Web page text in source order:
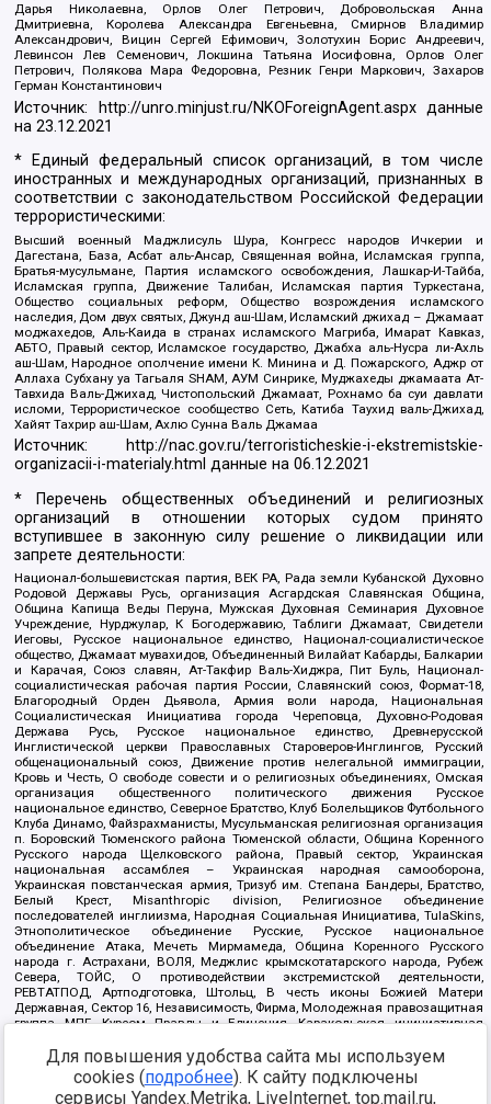
Дарья Николаевна, Орлов Олег Петрович, Добровольская Анна
Дмитриевна, Королева Александра Евгеньевна, Смирнов Владимир
Александрович, Вицин Сергей Ефимович, Золотухин Борис Андреевич,
Левинсон Лев Семенович, Локшина Татьяна Иосифовна, Орлов Олег
Петрович, Полякова Мара Федоровна, Резник Генри Маркович, Захаров
Герман Константинович
Источник: http://unro.minjust.ru/NKOForeignAgent.aspxданные
на23.12.2021
* Единый федеральный список организаций, в том числе
иностранных и международных организаций, признанных в
соответствии с законодательством Российской Федерации
террористическими:
Высший военный Маджлисуль Шура, Конгресс народов Ичкерии и
Дагестана, База, Асбат аль-Ансар, Священная война, Исламская группа,
Братья-мусульмане, Партия исламского освобождения, Лашкар-И-Тайба,
Исламская группа, Движение Талибан, Исламская партия Туркестана,
Общество социальных реформ, Общество возрождения исламского
наследия, Дом двух святых, Джунд аш-Шам, Исламский джихад – Джамаат
моджахедов, Аль-Каида в странах исламского Магриба, Имарат Кавказ,
АБТО, Правый сектор, Исламское государство, Джабха аль-Нусра ли-Ахль
аш-Шам, Народное ополчение имени К. Минина и Д. Пожарского, Аджр от
Аллаха Субхану уа Тагьаля SHAM, АУМ Синрике, Муджахеды джамаата Ат-
Тавхида Валь-Джихад, Чистопольский Джамаат, Рохнамо ба суи давлати
исломи, Террористическое сообщество Сеть, Катиба Таухид валь-Джихад,
Хайят Тахрир аш-Шам, Ахлю Сунна Валь Джамаа
Источник:
http://nac.gov.ru/terroristicheskie-i-ekstremistskie-
organizacii-i-materialy.html данные на06.12.2021
* Перечень общественных объединений и религиозных
организаций в отношении которых судом принято
вступившее в законную силу решение о ликвидации или
запрете деятельности:
Национал-большевистская партия, ВЕК РА, Рада земли Кубанской Духовно
Родовой Державы Русь, организация Асгардская Славянская Община,
Община Капища Веды Перуна, Мужская Духовная Семинария Духовное
Учреждение, Нурджулар, К Богодержавию, Таблиги Джамаат, Свидетели
Иеговы, Русское национальное единство, Национал-социалистическое
общество, Джамаат мувахидов, Объединенный Вилайат Кабарды, Балкарии
и Карачая, Союз славян, Ат-Такфир Валь-Хиджра, Пит Буль, Национал-
социалистическая рабочая партия России, Славянский союз, Формат-18,
Благородный Орден Дьявола, Армия воли народа, Национальная
Социалистическая Инициатива города Череповца, Духовно-Родовая
Держава Русь, Русское национальное единство, Древнерусской
Инглистической церкви Православных Староверов-Инглингов, Русский
общенациональный союз, Движение против нелегальной иммиграции,
Кровь и Честь, О свободе совести и о религиозных объединениях, Омская
организация общественного политического движения Русское
национальное единство, Северное Братство, Клуб Болельщиков Футбольного
Клуба Динамо, Файзрахманисты, Мусульманская религиозная организация
п. Боровский Тюменского района Тюменской области, Община Коренного
Русского народа Щелковского района, Правый сектор, Украинская
национальная ассамблея – Украинская народная самооборона,
Украинская повстанческая армия, Тризуб им. Степана Бандеры, Братство,
Белый Крест, Misanthropic division, Религиозное объединение
последователей инглиизма, Народная Социальная Инициатива, TulaSkins,
Этнополитическое объединение Русские, Русское национальное
объединение Атака, Мечеть Мирмамеда, Община Коренного Русского
народа г. Астрахани, ВОЛЯ, Меджлис крымскотатарского народа, Рубеж
Севера, ТОЙС, О противодействии экстремистской деятельности,
РЕВТАТПОД, Артподготовка, Штольц, В честь иконы Божией Матери
Державная, Сектор 16, Независимость, Фирма, Молодежная правозащитная
группа МПГ, Курсом Правды и Единения, Каракольская инициативная
Благотворительный пансионат Ак Умут, Русская республика Русь,
Арестантское уголовное единство, Башкорт, Нация и свобода, W.H.С., Фалунь
Дафа, Иртыш Ultras, Русский Патриотический клуб-Новокузнецк/РПК,
Сибирский державный союз, Фонд борьбы с коррупцией, Фонд защиты прав
Для повышения удобства сайта мы используем
cookies (подробнее). К сайту подключены
сервисы Yandex.Metrika, LiveInternet, top.mail.ru,